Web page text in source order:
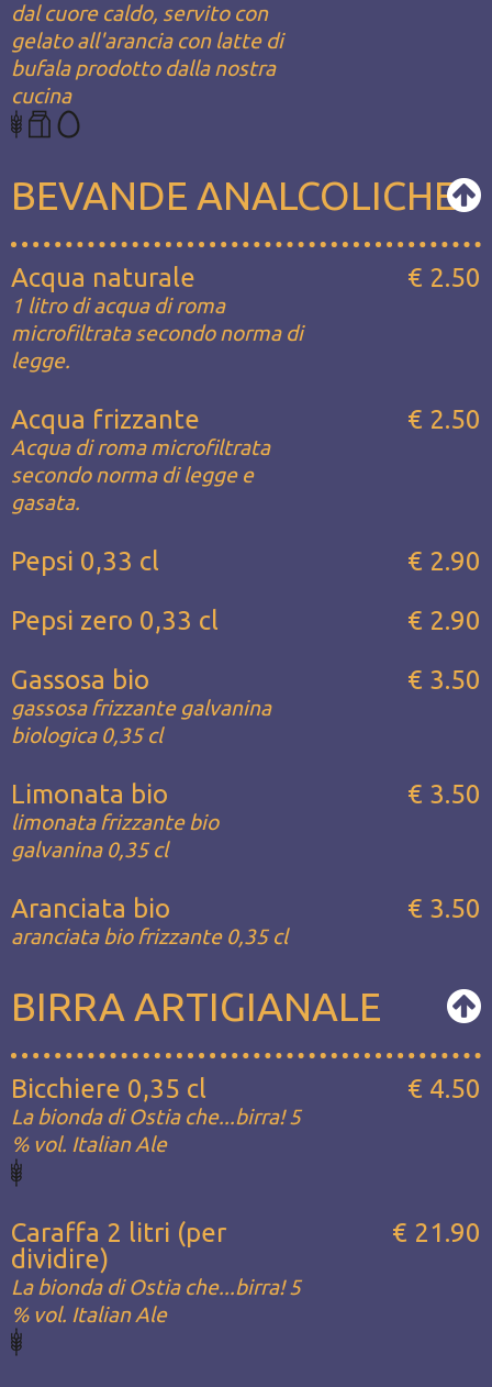
dal cuore caldo, servito con
gelato all'arancia con latte di
bufala prodotto dalla nostra
cucina
BEVANDE ANALCOLICHE
Acqua naturale
1 litro di acqua di roma
microfiltrata secondo norma di
legge.
€ 2.50
Acqua frizzante
Acqua di roma microfiltrata
secondo norma di legge e
gasata.
€ 2.50
Pepsi 0,33 cl
€ 2.90
Pepsi zero 0,33 cl
€ 2.90
Gassosa bio
gassosa frizzante galvanina
biologica 0,35 cl
€ 3.50
Limonata bio
limonata frizzante bio
galvanina 0,35 cl
€ 3.50
Aranciata bio
aranciata bio frizzante 0,35 cl
€ 3.50
BIRRA ARTIGIANALE
Bicchiere 0,35 cl
La bionda di Ostia che...birra! 5
% vol. Italian Ale
€ 4.50
Caraffa 2 litri (per
dividire)
La bionda di Ostia che...birra! 5
% vol. Italian Ale
€ 21.90